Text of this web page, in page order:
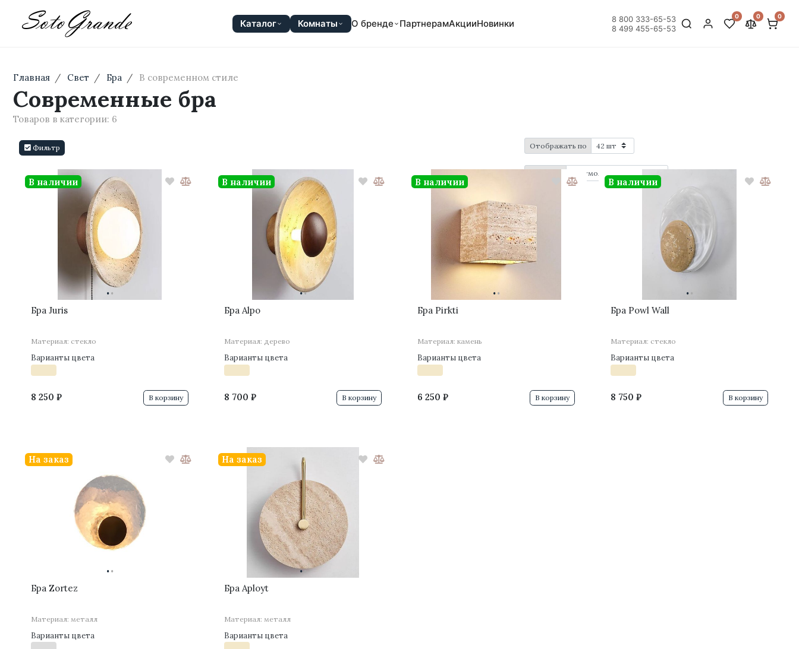
Каталог Комнаты О бренде ПартнерамАкцииНовинки
8 800 333-65-53
8 499 455-65-53
0 0 0
Главная Свет Бра В современном стиле
Современные бра
Товаров в категории: 6
Фильтр Отображать по
··
Бра Juris
Материал: стекло
Варианты цвета
8 250 ₽
В наличии
В корзину
··
Бра Alpo
Материал: дерево
Варианты цвета
8 700 ₽
В наличии
В корзину
··
Бра Pirkti
Материал: камень
Варианты цвета
6 250 ₽
В наличии
В корзину
··
Бра Powl Wall
Материал: стекло
Варианты цвета
8 750 ₽
В наличии
В корзину
··
Бра Zortez
Материал: металл
Варианты цвета
На заказ
··
Бра Aployt
Материал: металл
Варианты цвета
На заказ